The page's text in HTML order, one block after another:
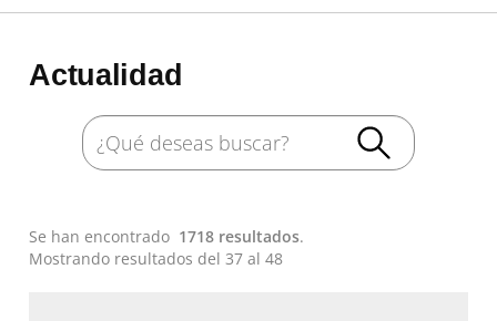
Actualidad
Se han encontrado 1718 resultados.
Mostrando resultados del 37 al 48